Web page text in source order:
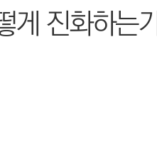
진화하는